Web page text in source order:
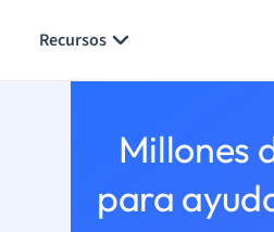
Recursos
Millones
para